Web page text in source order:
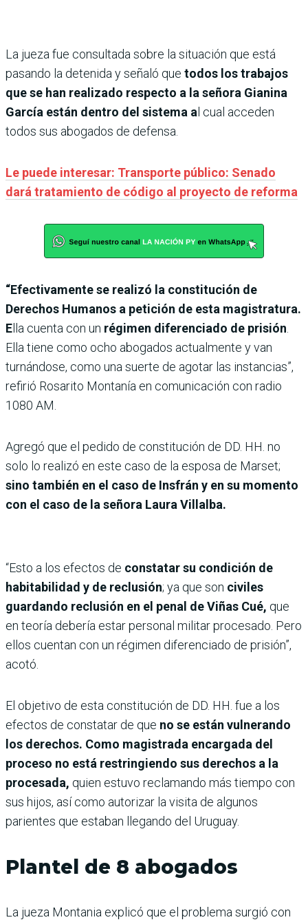
La jueza fue consultada sobre la situación que está
pasando la detenida y señaló que todos los trabajos
que se han realizado respecto a la señora Gianina
García están dentro del sistema al cual acceden
todos sus abogados de defensa.
Le puede interesar: Transporte público: Senado
dará tratamiento de código al proyecto de reforma
“Efectivamente se realizó la constitución de
Derechos Humanos a petición de esta magistratura.
Ella cuenta con un régimen diferenciado de prisión
Ella tiene como ocho abogados actualmente y van
turnándose, como una suerte de agotar las instancias”,
refirió Rosarito Montanía en comunicación con radio
1080 AM.
Agregó que el pedido de constitución de DD. HH. no
solo lo realizó en este caso de la esposa de Marset;
sino también en el caso de Insfrán y en su momento
con el caso de la señora Laura Villalba.
“Esto a los efectos de constatar su condición de
habitabilidad y de reclusión; ya que son civiles
guardando reclusión en el penal de Viñas Cué, que
en teoría debería estar personal militar procesado. Pero
ellos cuentan con un régimen diferenciado de prisión”,
acotó.
El objetivo de esta constitución de DD. HH. fue a los
efectos de constatar de que no se están vulnerando
los derechos. Como magistrada encargada del
proceso no está restringiendo sus derechos a la
procesada, quien estuvo reclamando más tiempo con
sus hijos, así como autorizar la visita de algunos
parientes que estaban llegando del Uruguay.
Plantel de 8 abogados
La jueza Montania explicó que el problema surgió con